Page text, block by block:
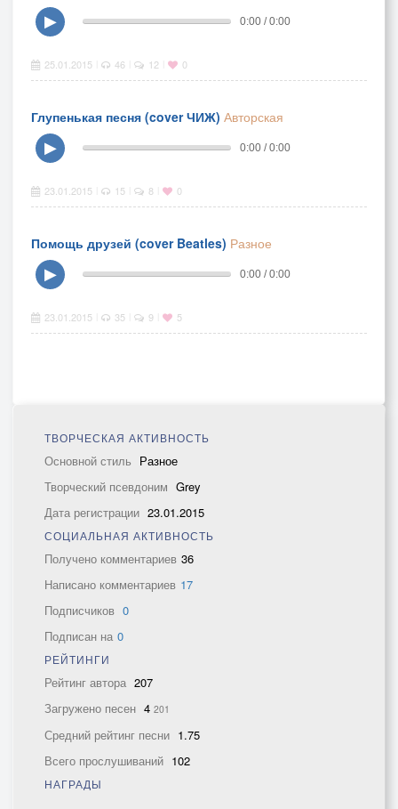
▶
0:00 / 0:00
25.01.2015 46 12 0
Глупенькая песня (cover ЧИЖ) Авторская
▶
0:00 / 0:00
23.01.2015 15 8 0
Помощь друзей (cover Beatles) Разное
▶
0:00 / 0:00
23.01.2015 35 9 5
ТВОРЧЕСКАЯ АКТИВНОСТЬ
Основной стиль Разное
Творческий псевдоним Grey
Дата регистрации 23.01.2015
СОЦИАЛЬНАЯ АКТИВНОСТЬ
Получено комментариев 36
Написано комментариев 17
Подписчиков 0
Подписан на 0
РЕЙТИНГИ
Рейтинг автора 207
Загружено песен 4 201
Средний рейтинг песни 1.75
Всего прослушиваний 102
НАГРАДЫ